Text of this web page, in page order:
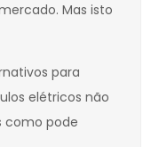
Mas isto
para
elétricos não
como pode